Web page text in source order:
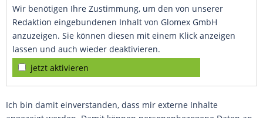
Wir benötigen Ihre Zustimmung, um den von unserer
Redaktion eingebundenen Inhalt von Glomex GmbH
anzuzeigen. Sie können diesen mit einem Klick anzeigen
lassen und auch wieder deaktivieren.
jetzt aktivieren
Ich bin damit einverstanden, dass mir externe Inhalte